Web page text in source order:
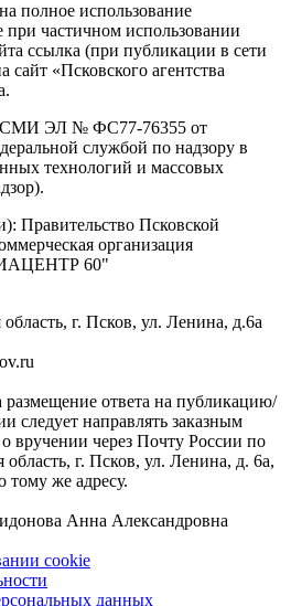
полное использование
при частичном использовании
ссылка (при публикации в сети
«Псковского агентства
СМИ ЭЛ № ФС77-76355 от
службой по надзору в
технологий и массовых
Правительство Псковской
организация
60"
г. Псков, ул. Ленина, д.6а
ответа на публикацию/
следует направлять заказным
вручении через Почту России по
область, г. Псков, ул. Ленина, д. 6а,
тому же адресу.
Анна Александровна
cookie
данных